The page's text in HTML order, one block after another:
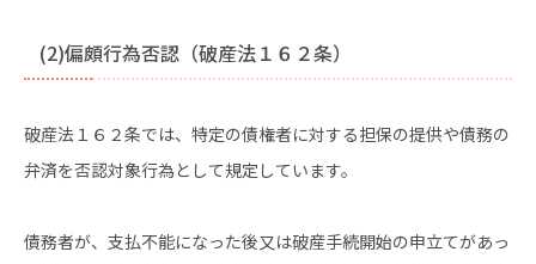
(2)偏頗行為否認（破産法１６２条）
破産法１６２条では、特定の債権者に対する担保の提供や債務の
弁済を否認対象行為として規定しています。
債務者が、支払不能になった後又は破産手続開始の申立てがあっ